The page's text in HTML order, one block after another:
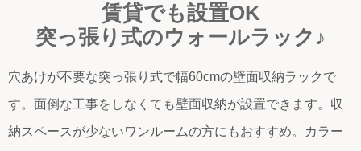
賃貸でも設置OK
突っ張り式のウォールラック♪
穴あけが不要な突っ張り式で幅60cmの壁面収納ラックで
す。面倒な工事をしなくても壁面収納が設置できます。収
納スペースが少ないワンルームの方にもおすすめ。カラー